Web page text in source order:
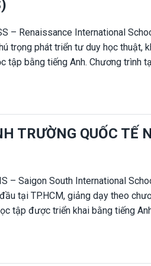
– Renaissance International
trọng phát triển tư duy học thuật,
tập bằng tiếng Anh. Chương trình
Years Programme (MYP) và
huynh lựa chọn gia sư cho học sinh
(RISS), đảm bảo bám sát
nhà trường.
TRƯỜNG QUỐC TẾ
– Saigon South International
tại TP.HCM, giảng dạy theo
tập được triển khai bằng tiếng
cao về tư duy, khả năng tự học và
và High School. Vì vậy, nhiều